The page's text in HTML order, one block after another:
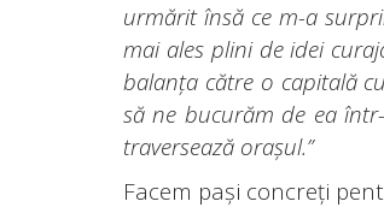
urmărit însă ce m-a
mai ales plini de idei
balanța către o capitală
să ne bucurăm de ea
traversează orașul.”
Facem paşi concreţi